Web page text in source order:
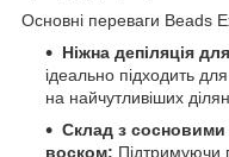
Основні переваги Beads
Ніжна депіляція
ідеально підходить
на найчутливіших
Склад з
воском: Підтримуючи